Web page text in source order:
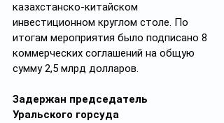
казахстанско-китайском
инвестиционном круглом столе. По
итогам мероприятия было подписано 8
коммерческих соглашений на общую
сумму 2,5 млрд долларов.
Задержан председатель
Уральского горсуда